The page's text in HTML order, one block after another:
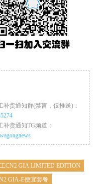
补货通知群(禁言，仅推送)：
补货通知TG频道：
CN2 GIA LIMITED EDITION
GIA-E便宜套餐